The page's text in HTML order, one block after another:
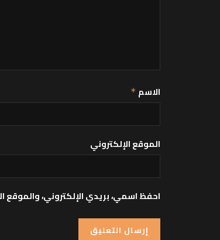
الاسم *
الموقع الإلكتروني
احفظ اسمي، بريدي الإلكتروني، والموقع